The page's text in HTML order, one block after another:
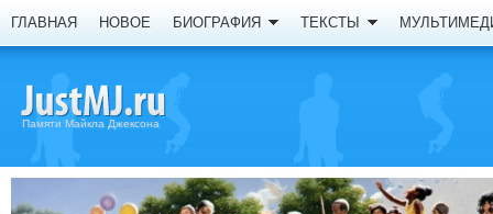
ГЛАВНАЯ НОВОЕ БИОГРАФИЯ ТЕКСТЫ
Памяти Майкла Джексона